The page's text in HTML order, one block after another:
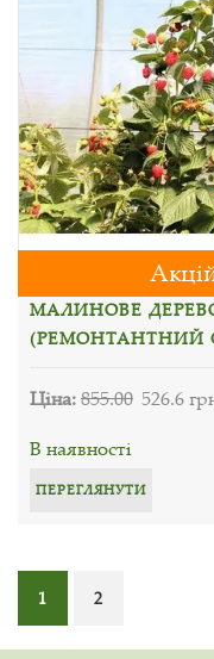
МАЛИНОВЕ
(РЕМОНТАНТНИЙ
Ціна:855.00 526.6
В наявності
ПЕРЕГЛЯНУТИ
1 2